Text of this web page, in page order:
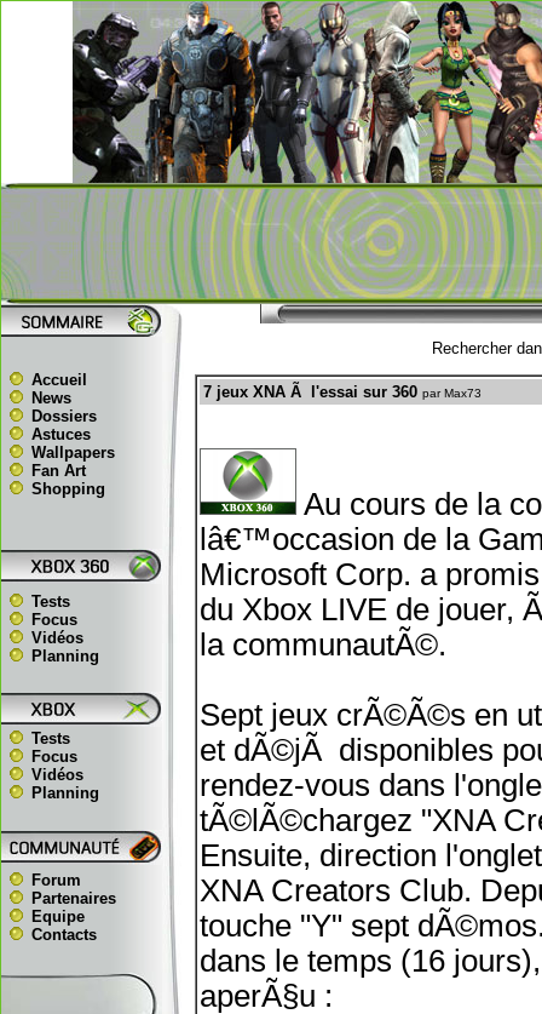
Accueil
News
Dossiers
Astuces
Wallpapers
Fan Art
Shopping
Tests
Focus
Vidéos
Planning
Tests
Focus
Vidéos
Planning
Forum
Partenaires
Equipe
Contacts
Rechercher
7 jeux XNA Ã l'essai sur 360 par Max73
Au cours de la
lâ€™occasion de la
Microsoft Corp. a
du Xbox LIVE de jouer,
la communautÃ©.
Sept jeux crÃ©Ã©s en
et dÃ©jÃ disponibles
rendez-vous dans
tÃ©lÃ©chargez "XNA
Ensuite, direction
XNA Creators Club.
touche "Y" sept
dans le temps (16
aperÃ§u :